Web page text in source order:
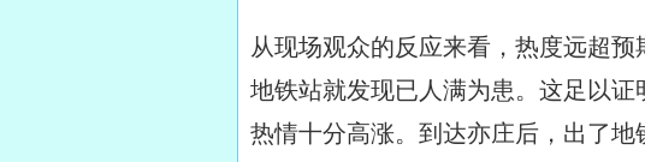
从现场观众的反应来看，热度远超
地铁站就发现已人满为患。这足以
热情十分高涨。到达亦庄后，出了